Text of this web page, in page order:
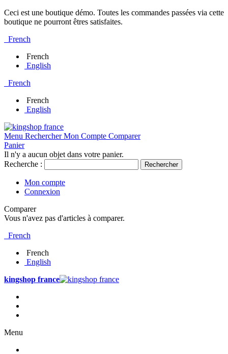
Ceci est une boutique démo. Toutes les commandes passées via cette
boutique ne pourront êtres satisfaites.
French
French
English
French
French
English
Menu Rechercher Mon Compte Comparer
Panier
Il n'y a aucun objet dans votre panier.
Recherche :
Rechercher
Mon compte
Connexion
Comparer
Vous n'avez pas d'articles à comparer.
French
French
English
kingshop france
Menu